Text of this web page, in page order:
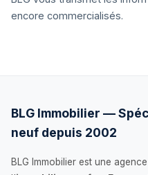
encore commercialisés.
BLG Immobilier —
neuf depuis 2002
BLG Immobilier est une